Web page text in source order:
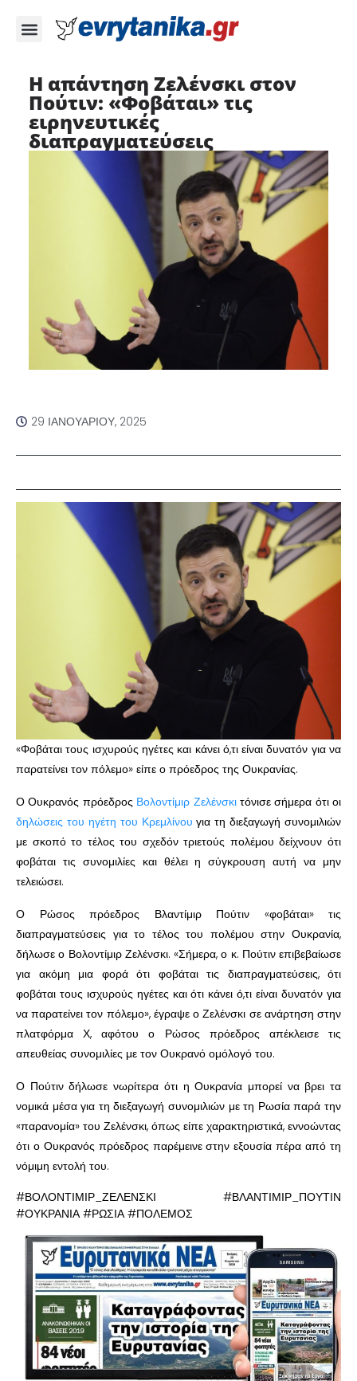
Η απάντηση Ζελένσκι στον
Πούτιν: «Φοβάται» τις
ειρηνευτικές
διαπραγματεύσεις
29 ΙΑΝΟΥΑΡΊΟΥ, 2025
«Φοβάται τους ισχυρούς ηγέτες και κάνει ό,τι είναι δυνατόν για να
παρατείνει τον πόλεμο» είπε ο πρόεδρος της Ουκρανίας.
Ο Ουκρανός πρόεδρος Βολοντίμιρ Ζελένσκιτόνισε σήμερα ότι οι
δηλώσεις του ηγέτη του Κρεμλίνου για τη διεξαγωγή συνομιλιών
με σκοπό το τέλος του σχεδόν τριετούς πολέμου δείχνουν ότι
φοβάται τις συνομιλίες και θέλει η σύγκρουση αυτή να μην
τελειώσει.
Ο Ρώσος πρόεδρος Βλαντίμιρ Πούτιν «φοβάται» τις
διαπραγματεύσεις για το τέλος του πολέμου στην Ουκρανία,
δήλωσε ο Βολοντίμιρ Ζελένσκι. «Σήμερα, ο κ. Πούτιν επιβεβαίωσε
για ακόμη μια φορά ότι φοβάται τις διαπραγματεύσεις, ότι
φοβάται τους ισχυρούς ηγέτες και ότι κάνει ό,τι είναι δυνατόν για
να παρατείνει τον πόλεμο», έγραψε ο Ζελένσκι σε ανάρτηση στην
πλατφόρμα Χ, αφότου ο Ρώσος πρόεδρος απέκλεισε τις
απευθείας συνομιλίες με τον Ουκρανό ομόλογό του.
Ο Πούτιν δήλωσε νωρίτερα ότι η Ουκρανία μπορεί να βρει τα
νομικά μέσα για τη διεξαγωγή συνομιλιών με τη Ρωσία παρά την
«παρανομία» του Ζελένσκι, όπως είπε χαρακτηριστικά, εννοώντας
ότι ο Ουκρανός πρόεδρος παρέμεινε στην εξουσία πέρα από τη
νόμιμη εντολή του.
#ΒΟΛΟΝΤΙΜΙΡ_ΖΕΛΕΝΣΚΙ #ΒΛΑΝΤΙΜΙΡ_ΠΟΥΤΙΝ
#ΟΥΚΡΑΝΙΑ #ΡΩΣΙΑ #ΠΟΛΕΜΟΣ